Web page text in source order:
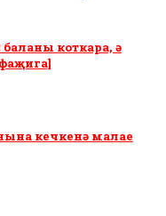
баланы коткара, ә
кечкенә малае